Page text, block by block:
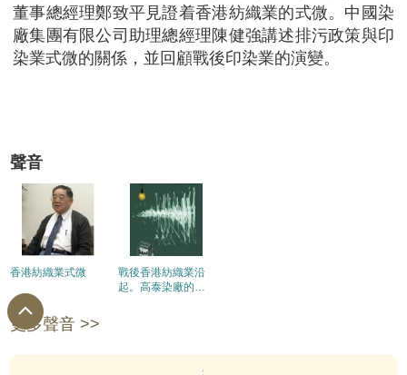
董事總經理鄭致平見證着香港紡織業的式微。中國染
廠集團有限公司助理總經理陳健強講述排污政策與印
染業式微的關係，並回顧戰後印染業的演變。
聲音
香港紡織業式微
戰後香港紡織業沿
起。高泰染廠的早
更多聲音 >>